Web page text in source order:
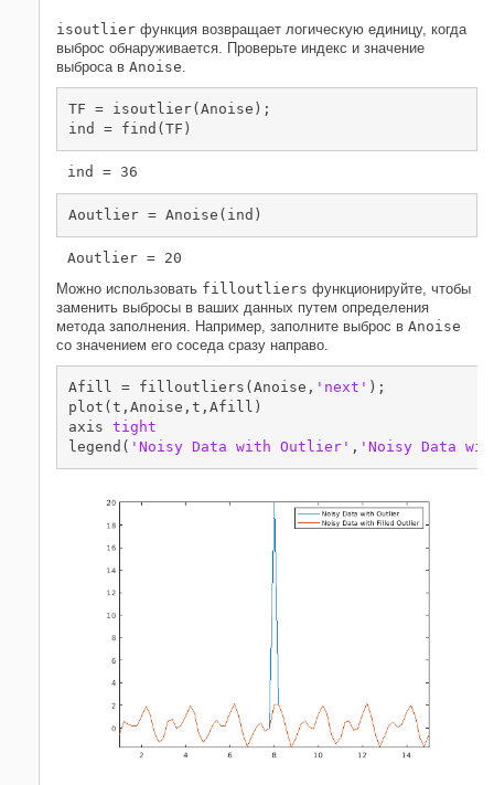
isoutlier функция возвращает логическую единицу, когда
выброс обнаруживается. Проверьте индекс и значение
выброса в Anoise.
TF = isoutlier(Anoise);
ind = find(TF)
Aoutlier = Anoise(ind)
Можно использовать filloutliers функционируйте, чтобы
заменить выбросы в ваших данных путем определения
метода заполнения. Например, заполните выброс в Anoise
со значением его соседа сразу направо.
Afill = filloutliers(Anoise, 'next' );
plot(t,Anoise,t,Afill)
axis tight
legend( 'Noisy Data with Outlier' , 'Noisy Data